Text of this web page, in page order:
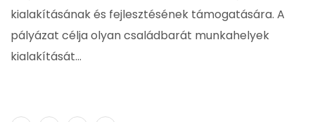
kialakításának és fejlesztésének támogatására. A
pályázat célja olyan családbarát munkahelyek
kialakítását…